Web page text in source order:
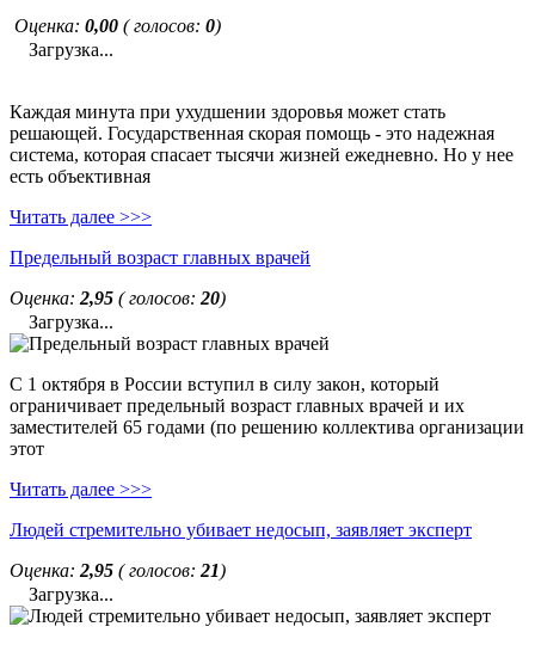
Оценка: 0,00 ( голосов: 0)
Загрузка...
Каждая минута при ухудшении здоровья может стать
решающей. Государственная скорая помощь - это надежная
система, которая спасает тысячи жизней ежедневно. Но у нее
есть объективная
Читать далее >>>
Предельный возраст главных врачей
Оценка: 2,95 ( голосов: 20)
Загрузка...
С 1 октября в России вступил в силу закон, который
ограничивает предельный возраст главных врачей и их
заместителей 65 годами (по решению коллектива организации
этот
Читать далее >>>
Людей стремительно убивает недосып, заявляет эксперт
Оценка: 2,95 ( голосов: 21)
Загрузка...